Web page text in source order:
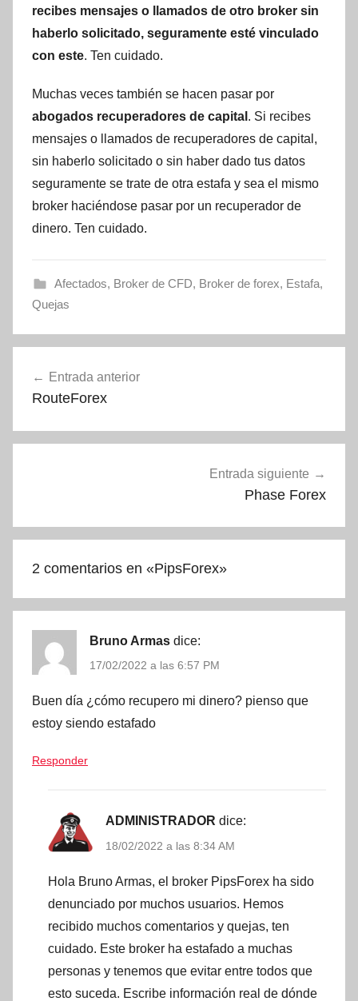
recibes mensajes o llamados de otro broker sin
haberlo solicitado, seguramente esté vinculado
con este. Ten cuidado.
Muchas veces también se hacen pasar por
abogados recuperadores de capital . Si recibes
mensajes o llamados de recuperadores de capital,
sin haberlo solicitado o sin haber dado tus datos
seguramente se trate de otra estafa y sea el mismo
broker haciéndose pasar por un recuperador de
dinero. Ten cuidado.
Afectados, Broker de CFD, Broker de forex, Estafa,
Quejas
de
Entrada anterior
RouteForex
Entrada siguiente
Phase Forex
2 comentarios en «PipsForex»
Bruno Armas dice:
17/02/2022 a las 6:57 PM
Buen día ¿cómo recupero mi dinero? pienso que
estoy siendo estafado
Responder
ADMINISTRADOR dice:
18/02/2022 a las 8:34 AM
Hola Bruno Armas, el broker PipsForex ha sido
denunciado por muchos usuarios. Hemos
recibido muchos comentarios y quejas, ten
cuidado. Este broker ha estafado a muchas
personas y tenemos que evitar entre todos que
esto suceda. Escribe información real de dónde